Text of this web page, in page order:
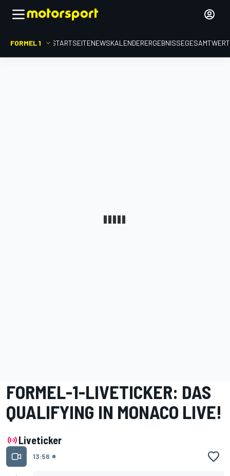
FORMEL 1 STARTSEITENEWSKALENDERERGEBNISSE
FORMEL-1-LIVETICKER: DAS
QUALIFYING IN MONACO LIVE!
Liveticker
13:56